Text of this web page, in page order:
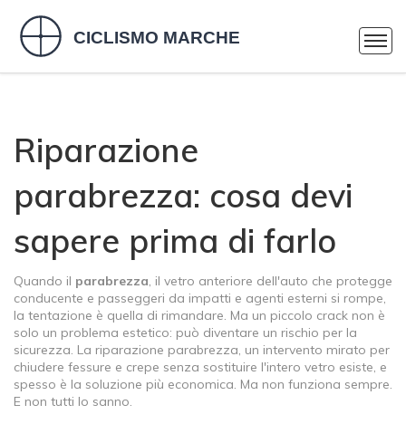
Riparazione
parabrezza: cosa devi
sapere prima di farlo
Quando il parabrezza, il vetro anteriore dell'auto che protegge
conducente e passeggeri da impatti e agenti esterni si rompe,
la tentazione è quella di rimandare. Ma un piccolo crack non è
solo un problema estetico: può diventare un rischio per la
sicurezza. La riparazione parabrezza, un intervento mirato per
chiudere fessure e crepe senza sostituire l'intero vetro esiste, e
spesso è la soluzione più economica. Ma non funziona sempre.
E non tutti lo sanno.